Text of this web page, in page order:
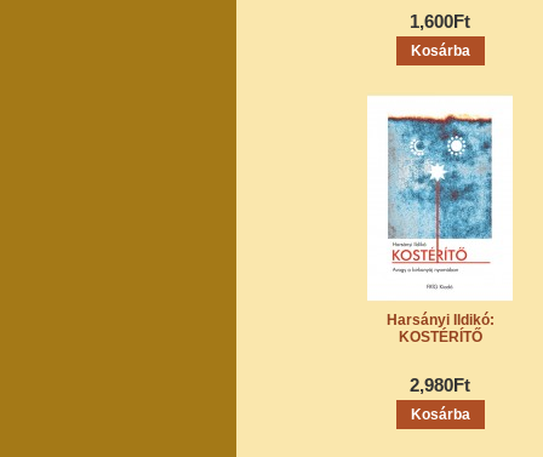
1,600Ft
Harsányi Ildikó:
KOSTÉRÍTŐ
2,980Ft